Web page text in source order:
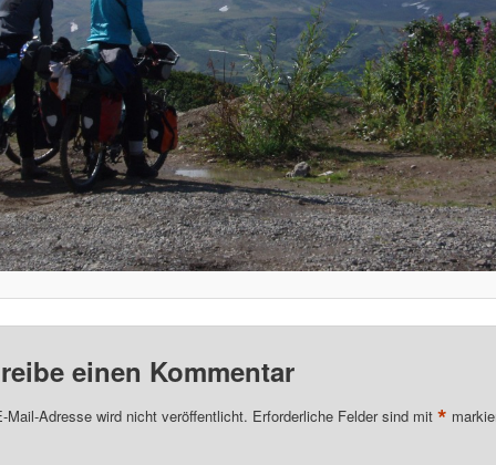
einen Kommentar
Mail-Adresse wird nicht veröffentlicht. Erforderliche Felder sind mit *